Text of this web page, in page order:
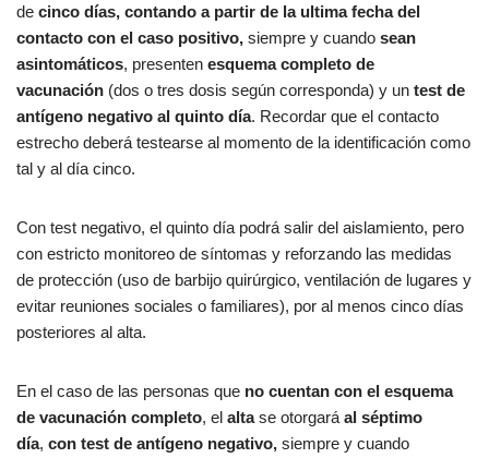
de cinco días, contando a partir de la ultima fecha del
contacto con el caso positivo, siempre y cuando sean
asintomáticos, presenten esquema completo de
vacunación (dos o tres dosis según corresponda) y un test de
antígeno negativo al quinto día. Recordar que el contacto
estrecho deberá testearse al momento de la identificación como
tal y al día cinco.
Con test negativo, el quinto día podrá salir del aislamiento, pero
con estricto monitoreo de síntomas y reforzando las medidas
de protección (uso de barbijo quirúrgico, ventilación de lugares y
evitar reuniones sociales o familiares), por al menos cinco días
posteriores al alta.
En el caso de las personas que no cuentan con el esquema
de vacunación completo, el altase otorgará al séptimo
día, con test de antígeno negativo, siempre y cuando